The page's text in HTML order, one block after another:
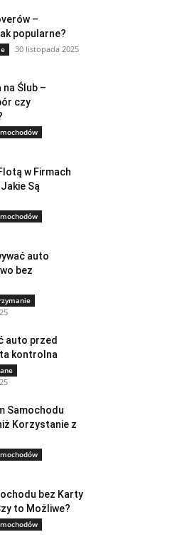
–
popularne?
30 listopada 2025
na Ślub –
czy
w Firmach
Są
auto
bez
auto przed
kontrolna
Samochodu
Korzystanie z
bez Karty
to Możliwe?